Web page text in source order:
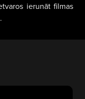
ierunāt filmas